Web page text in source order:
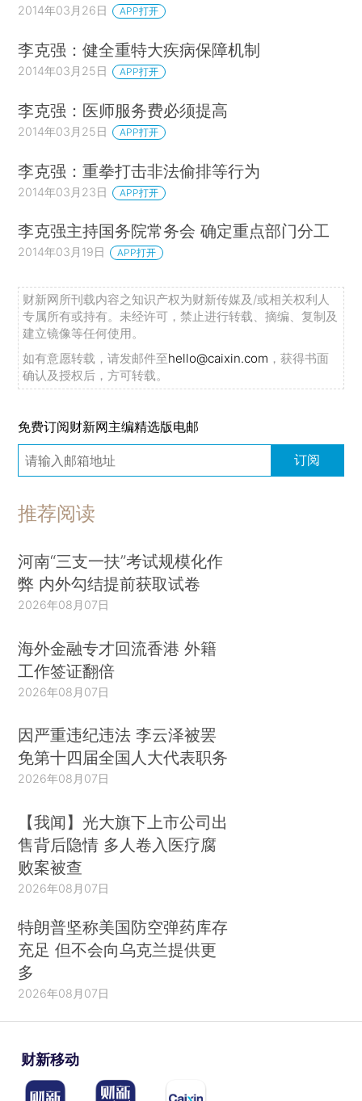
2014年03月26日 APP打开
李克强：健全重特大疾病保障机制
2014年03月25日 APP打开
李克强：医师服务费必须提高
2014年03月25日 APP打开
李克强：重拳打击非法偷排等行为
2014年03月23日 APP打开
李克强主持国务院常务会 确定重点部门分工
2014年03月19日 APP打开
财新网所刊载内容之知识产权为财新传媒及/或相关权利人
专属所有或持有。未经许可，禁止进行转载、摘编、复制及
建立镜像等任何使用。
如有意愿转载，请发邮件至hello@caixin.com ，获得书面
确认及授权后，方可转载。
免费订阅财新网主编精选版电邮
订阅
推荐阅读
河南“三支一扶”考试规模化作
弊 内外勾结提前获取试卷
2026年08月07日
海外金融专才回流香港 外籍
工作签证翻倍
2026年08月07日
因严重违纪违法 李云泽被罢
免第十四届全国人大代表职务
2026年08月07日
【我闻】光大旗下上市公司出
售背后隐情 多人卷入医疗腐
败案被查
2026年08月07日
特朗普坚称美国防空弹药库存
充足 但不会向乌克兰提供更
多
2026年08月07日
财新移动